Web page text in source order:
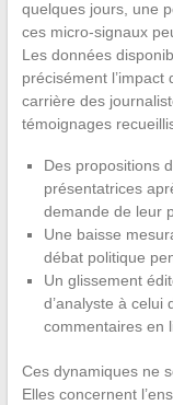
quelques jours, une
ces micro-signaux
Les données
précisément
carrière des
témoignages
Des propositions
présentatrices
demande de leur
Une baisse
débat politique
Un glissement
d’analyste à celui
commentaires en
Ces dynamiques ne
Elles concernent